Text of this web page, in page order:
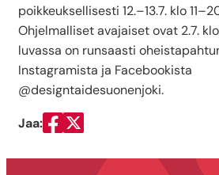
poikkeuksellisesti 12.–13.7. klo
Ohjelmalliset avajaiset ovat 2.7.
luvassa on runsaasti
Instagramista ja Facebookista
@designtaidesuonenjoki.
Jaa:
Jaa Facebookissa
Jaa Twitterissä